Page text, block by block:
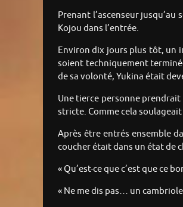
Prenant l’ascenseur
Kojou dans l’entrée.
Environ dix jours plus tôt, un
soient techniquement
de sa volonté, Yukina était
Une tierce personne
stricte. Comme cela
Après être entrés ensemble
coucher était dans un état de
« Qu’est-ce que c’est que ce
« Ne me dis pas… un